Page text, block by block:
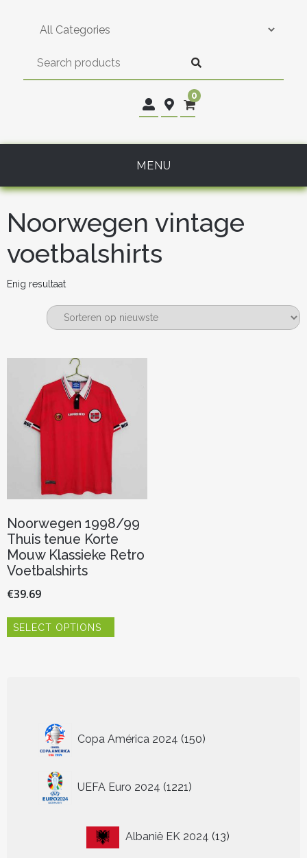
0
MENU
Noorwegen vintage
voetbalshirts
Enig resultaat
Noorwegen 1998/99
Thuis tenue Korte
Mouw Klassieke Retro
Voetbalshirts
€39.69
SELECT OPTIONS
worden
productpagina
Copa América 2024 150
producten
UEFA Euro 2024 1221
producten
Albanië EK 2024 1313